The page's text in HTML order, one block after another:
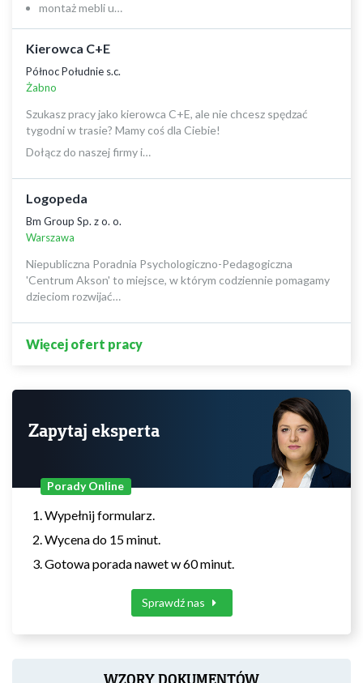
montaż mebli u…
Kierowca C+E
Północ Południe s.c.
Żabno
Szukasz pracy jako kierowca C+E, ale nie chcesz spędzać
tygodni w trasie? Mamy coś dla Ciebie!
Dołącz do naszej firmy i…
Logopeda
Bm Group Sp. z o. o.
Warszawa
Niepubliczna Poradnia Psychologiczno-Pedagogiczna
'Centrum Akson' to miejsce, w którym codziennie pomagamy
dzieciom rozwijać…
Więcej ofert pracy
Zapytaj eksperta
Porady Online
Wypełnij formularz.
Wycena do 15 minut.
Gotowa porada nawet w 60 minut.
Sprawdź nas